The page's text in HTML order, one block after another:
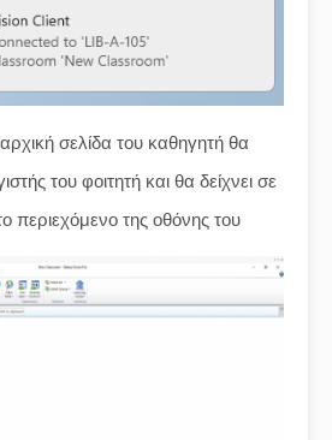
σελίδα του καθηγητή θα
του φοιτητή και θα δείχνει σε
περιεχόμενο της οθόνης του